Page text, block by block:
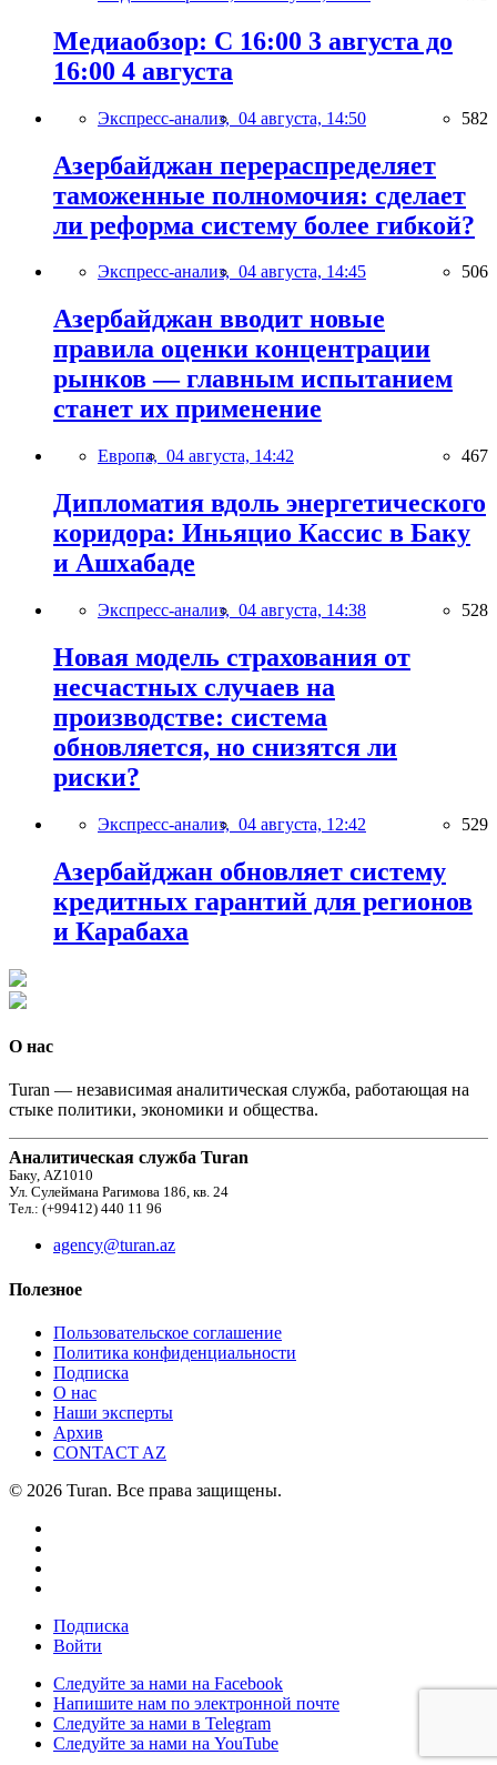
Медиаобзор: С 16:00 3 августа до
16:00 4 августа
Экспресс-анализ, 04 августа, 14:50 582
Азербайджан перераспределяет
таможенные полномочия: сделает
ли реформа систему более гибкой?
Экспресс-анализ, 04 августа, 14:45 506
Азербайджан вводит новые
правила оценки концентрации
рынков — главным испытанием
станет их применение
Европа, 04 августа, 14:42 467
Дипломатия вдоль энергетического
коридора: Иньяцио Кассис в Баку
и Ашхабаде
Экспресс-анализ, 04 августа, 14:38 528
Новая модель страхования от
несчастных случаев на
производстве: система
обновляется, но снизятся ли
риски?
Экспресс-анализ, 04 августа, 12:42 529
Азербайджан обновляет систему
кредитных гарантий для регионов
и Карабаха
О нас
Turan — независимая аналитическая служба, работающая на
стыке политики, экономики и общества.
Аналитическая служба Turan
Баку, AZ1010
Ул. Сулеймана Рагимова 186, кв. 24
Тел.: (+99412) 440 11 96
agency@turan.az
Полезное
Пользовательское соглашение
Политика конфиденциальности
Подписка
О нас
Наши эксперты
Архив
CONTACT AZ
© 2026 Turan. Все права защищены.
Подписка
Войти
Следуйте за нами на Facebook
Напишите нам по электронной почте
Следуйте за нами в Telegram
Следуйте за нами на YouTube